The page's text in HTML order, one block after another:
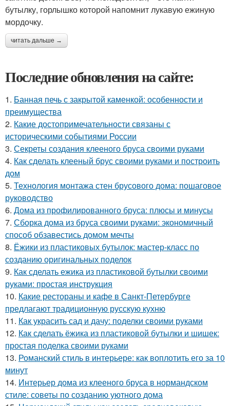
бутылку, горлышко которой напомнит лукавую ежиную
мордочку.
читать дальше →
Последние обновления на сайте:
1. Банная печь с закрытой каменкой: особенности и
преимущества
2. Какие достопримечательности связаны с
историческими событиями России
3. Секреты создания клееного бруса своими руками
4. Как сделать клееный брус своими руками и построить
дом
5. Технология монтажа стен брусового дома: пошаговое
руководство
6. Дома из профилированного бруса: плюсы и минусы
7. Сборка дома из бруса своими руками: экономичный
способ обзавестись домом мечты
8. Ёжики из пластиковых бутылок: мастер-класс по
созданию оригинальных поделок
9. Как сделать ежика из пластиковой бутылки своими
руками: простая инструкция
10. Какие рестораны и кафе в Санкт-Петербурге
предлагают традиционную русскую кухню
11. Как украсить сад и дачу: поделки своими руками
12. Как сделать ёжика из пластиковой бутылки и шишек:
простая поделка своими руками
13. Романский стиль в интерьере: как воплотить его за 10
минут
14. Интерьер дома из клееного бруса в нормандском
стиле: советы по созданию уютного дома